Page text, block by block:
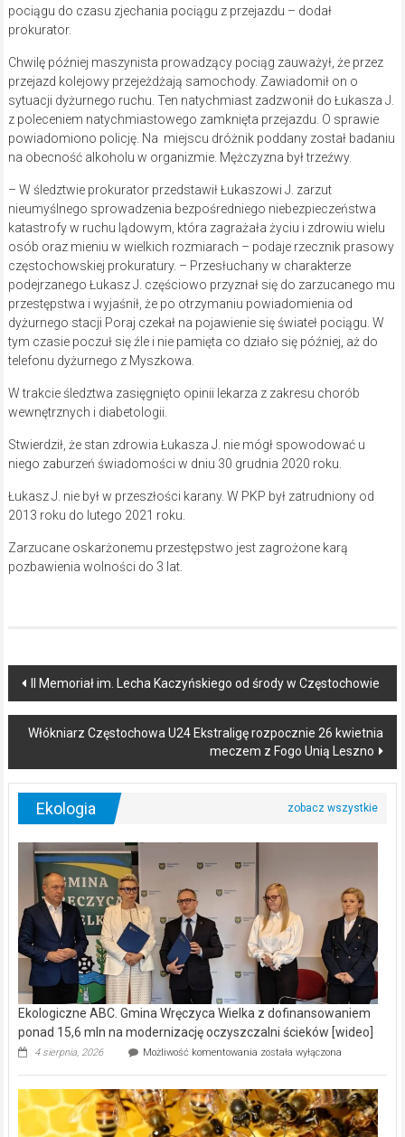
pociągu do czasu zjechania pociągu z przejazdu – dodał
prokurator.
Chwilę później maszynista prowadzący pociąg zauważył, że przez
przejazd kolejowy przejeżdżają samochody. Zawiadomił on o
sytuacji dyżurnego ruchu. Ten natychmiast zadzwonił do Łukasza J.
z poleceniem natychmiastowego zamknięta przejazdu. O sprawie
powiadomiono policję. Na miejscu dróżnik poddany został badaniu
na obecność alkoholu w organizmie. Mężczyzna był trzeźwy.
– W śledztwie prokurator przedstawił Łukaszowi J. zarzut
nieumyślnego sprowadzenia bezpośredniego niebezpieczeństwa
katastrofy w ruchu lądowym, która zagrażała życiu i zdrowiu wielu
osób oraz mieniu w wielkich rozmiarach – podaje rzecznik prasowy
częstochowskiej prokuratury. – Przesłuchany w charakterze
podejrzanego Łukasz J. częściowo przyznał się do zarzucanego mu
przestępstwa i wyjaśnił, że po otrzymaniu powiadomienia od
dyżurnego stacji Poraj czekał na pojawienie się świateł pociągu. W
tym czasie poczuł się źle i nie pamięta co działo się później, aż do
telefonu dyżurnego z Myszkowa.
W trakcie śledztwa zasięgnięto opinii lekarza z zakresu chorób
wewnętrznych i diabetologii.
Stwierdził, że stan zdrowia Łukasza J. nie mógł spowodować u
niego zaburzeń świadomości w dniu 30 grudnia 2020 roku.
Łukasz J. nie był w przeszłości karany. W PKP był zatrudniony od
2013 roku do lutego 2021 roku.
Zarzucane oskarżonemu przestępstwo jest zagrożone karą
pozbawienia wolności do 3 lat.
Post
navigation
II Memoriał im. Lecha Kaczyńskiego od środy w Częstochowie
Włókniarz Częstochowa U24 Ekstraligę rozpocznie 26 kwietnia
meczem z Fogo Unią Leszno
Ekologia
Ekologiczne ABC. Gmina Wręczyca Wielka z dofinansowaniem
ponad 15,6 mln na modernizację oczyszczalni ścieków [wideo]
4 sierpnia, 2026 Możliwość komentowania Ekologiczne
Wręczyca
Wielka
z
została wyłączona